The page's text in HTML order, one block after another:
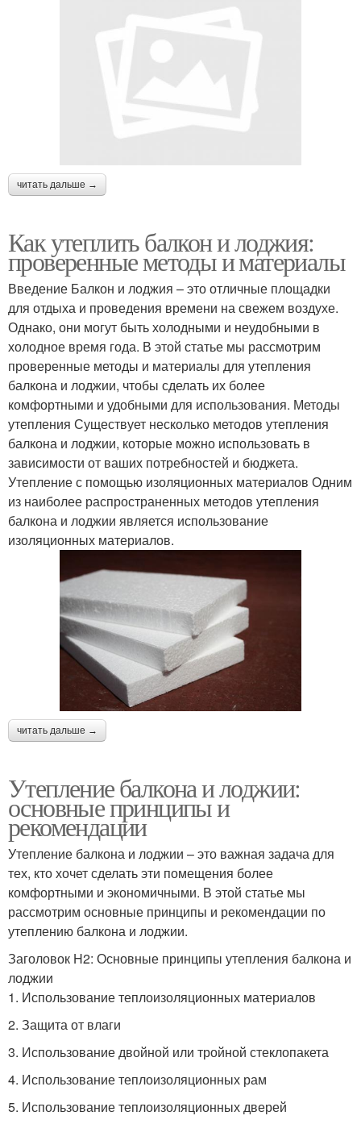
читать дальше →
Как утеплить балкон и лоджия:
проверенные методы и материалы
Введение Балкон и лоджия – это отличные площадки
для отдыха и проведения времени на свежем воздухе.
Однако, они могут быть холодными и неудобными в
холодное время года. В этой статье мы рассмотрим
проверенные методы и материалы для утепления
балкона и лоджии, чтобы сделать их более
комфортными и удобными для использования. Методы
утепления Существует несколько методов утепления
балкона и лоджии, которые можно использовать в
зависимости от ваших потребностей и бюджета.
Утепление с помощью изоляционных материалов Одним
из наиболее распространенных методов утепления
балкона и лоджии является использование
изоляционных материалов.
читать дальше →
Утепление балкона и лоджии:
основные принципы и
рекомендации
Утепление балкона и лоджии – это важная задача для
тех, кто хочет сделать эти помещения более
комфортными и экономичными. В этой статье мы
рассмотрим основные принципы и рекомендации по
утеплению балкона и лоджии.
Заголовок H2: Основные принципы утепления балкона и
лоджии
1. Использование теплоизоляционных материалов
2. Защита от влаги
3. Использование двойной или тройной стеклопакета
4. Использование теплоизоляционных рам
5. Использование теплоизоляционных дверей